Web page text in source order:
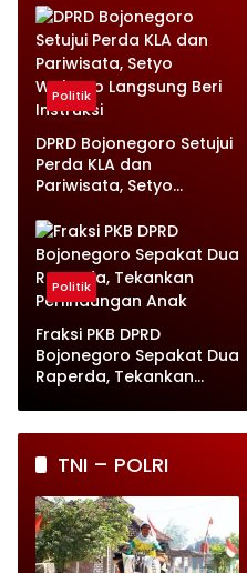
Disampaikan
Politik
DPRD Bojonegoro Setujui
Perda KLA dan
Pariwisata, Setyo
Instruksi
Politik
Fraksi PKB DPRD
Bojonegoro Sepakat Dua
Raperda, Tekankan
TNI – POLRI